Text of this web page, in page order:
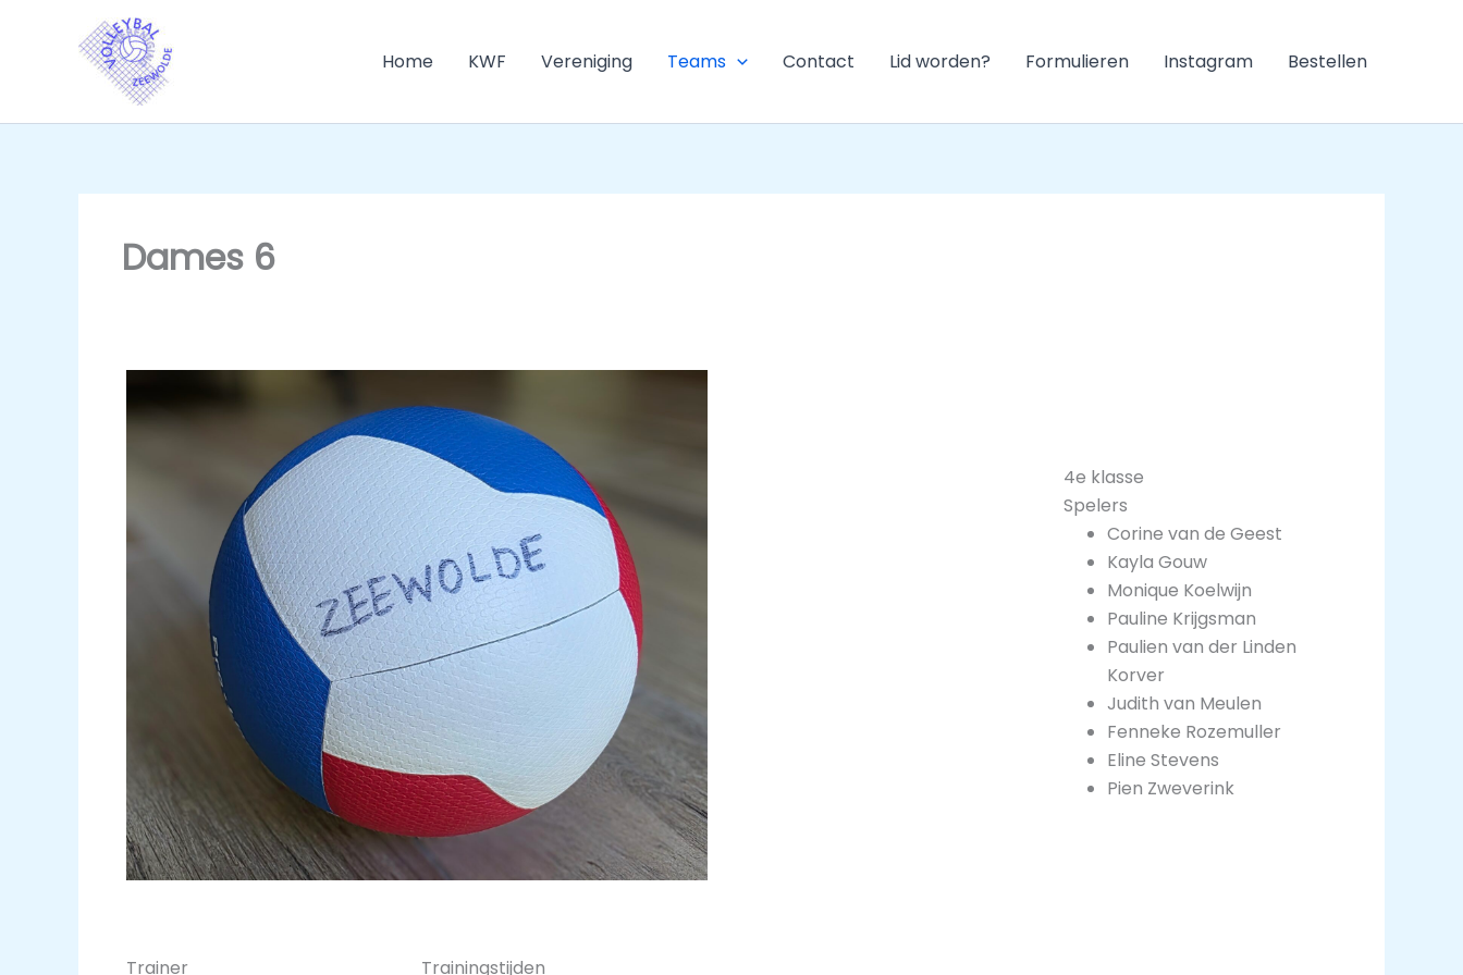
Home KWF Vereniging Teams Contact Lid worden? Formulieren Instagram Bestellen
Dames 6
4e klasse
Spelers
Corine van de Geest
Kayla Gouw
Monique Koelwijn
Pauline Krijgsman
Paulien van der Linden
Korver
Judith van Meulen
Fenneke Rozemuller
Eline Stevens
Pien Zweverink
Trainer Trainingstijden